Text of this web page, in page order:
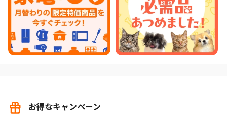
お得なキャンペーン